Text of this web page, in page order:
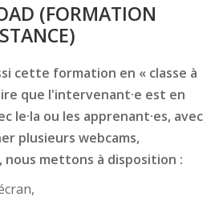
(FORMATION
cette formation en « classe à
que l'intervenant·e est en
le·la ou les apprenant·es, avec
plusieurs webcams,
nous mettons à disposition :